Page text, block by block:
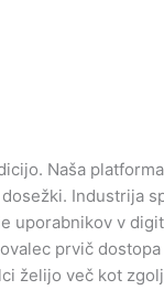
Naša platforma
Industrija
uporabnikov v
prvič
želijo več kot